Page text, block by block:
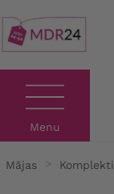
Menu
Mājas Komplekti